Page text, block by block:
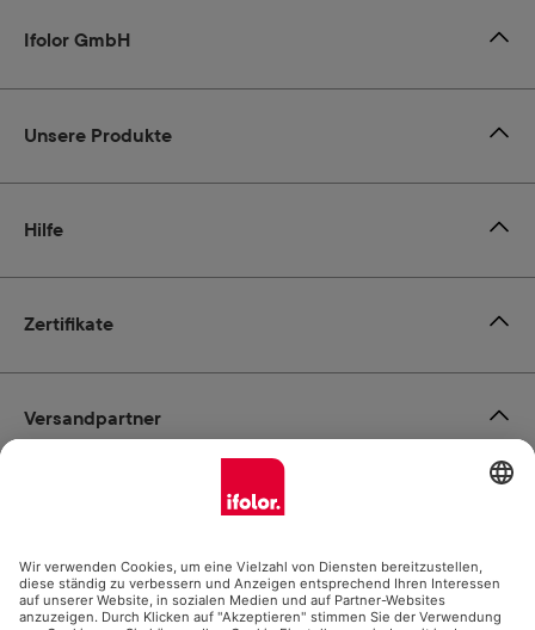
Zertifikate
Ifolor GmbH
Unsere Produkte
Hilfe
Zahlungsmöglichkeiten
Social Media
Versandpartner